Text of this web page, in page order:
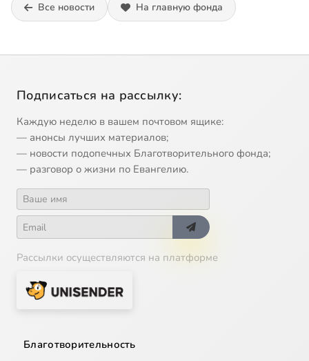
Все новости На главную фонда
Подписаться на рассылку:
Каждую неделю в вашем почтовом ящике:
— анонсы лучших материалов;
— новости подопечных Благотворительного фонда;
— разговор о жизни по Евангелию.
Рассылки осуществляются на платформе
Благотворительность